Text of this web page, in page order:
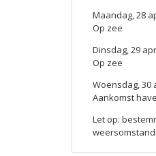
Maandag, 28
Op zee
Dinsdag, 29
Op zee
Woensdag, 30
Aankomst
Let op: